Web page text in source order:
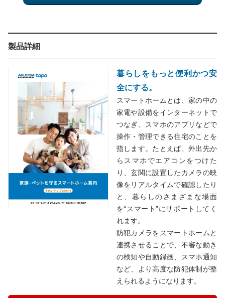
製品詳細
暮らしをもっと便利かつ安
全にする。
スマートホームとは、家の中の
家電や設備をインターネットで
つなぎ、スマホのアプリなどで
操作・管理できる住宅のことを
指します。たとえば、外出先か
らスマホでエアコンをつけた
り、玄関に設置したカメラの映
像をリアルタイムで確認したり
と、暮らしのさまざまな場面
を“スマート”にサポートしてく
れます。
防犯カメラをスマートホームと
連携させることで、不審な動き
の検知や自動録画、スマホ通知
など、より高度な防犯体制が整
えられるようになります。